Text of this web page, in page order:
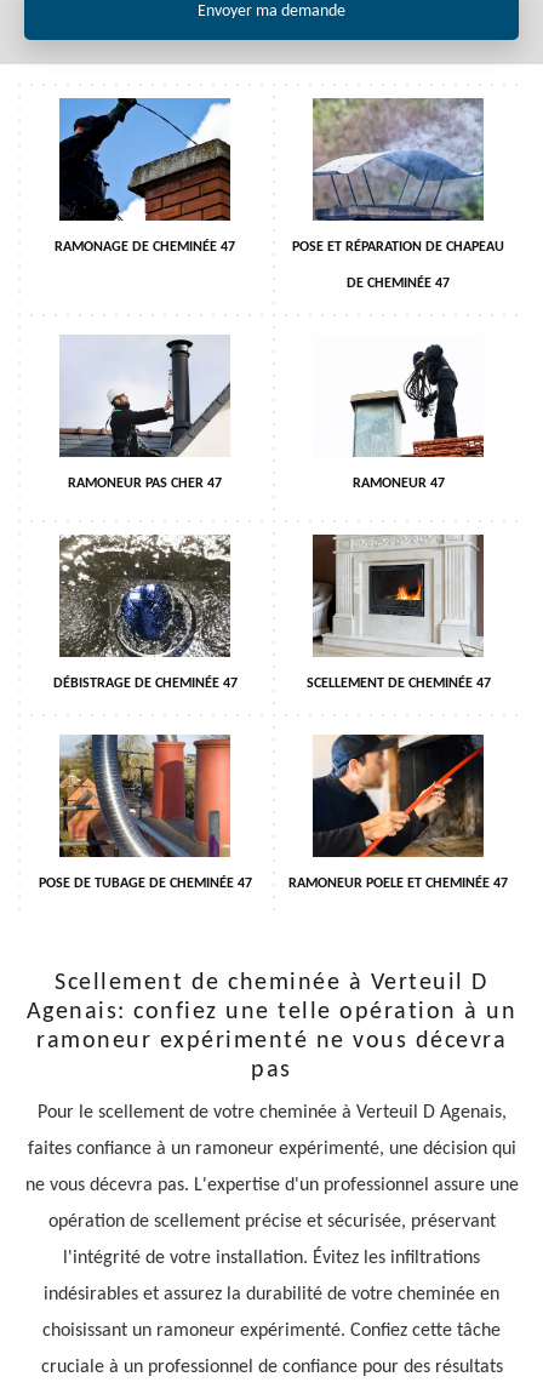
RAMONAGE DE CHEMINÉE 47 POSE ET RÉPARATION DE CHAPEAU
DE CHEMINÉE 47
RAMONEUR PAS CHER 47 RAMONEUR 47
DÉBISTRAGE DE CHEMINÉE 47 SCELLEMENT DE CHEMINÉE 47
POSE DE TUBAGE DE CHEMINÉE 47 RAMONEUR POELE ET CHEMINÉE 47
Scellement de cheminée à Verteuil D
Agenais: confiez une telle opération à un
ramoneur expérimenté ne vous décevra
pas
Pour le scellement de votre cheminée à Verteuil D Agenais,
faites confiance à un ramoneur expérimenté, une décision qui
ne vous décevra pas. L'expertise d'un professionnel assure une
opération de scellement précise et sécurisée, préservant
l'intégrité de votre installation. Évitez les infiltrations
indésirables et assurez la durabilité de votre cheminée en
choisissant un ramoneur expérimenté. Confiez cette tâche
cruciale à un professionnel de confiance pour des résultats